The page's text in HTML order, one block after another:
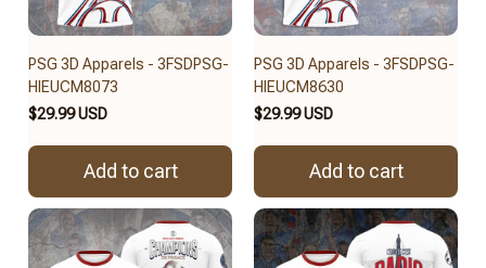
PSG 3D Apparels - 3FSDPSG-
HIEUCM8073
$29.99 USD
Add to cart
PSG 3D Apparels - 3FSDPSG-
HIEUCM8630
$29.99 USD
Add to cart